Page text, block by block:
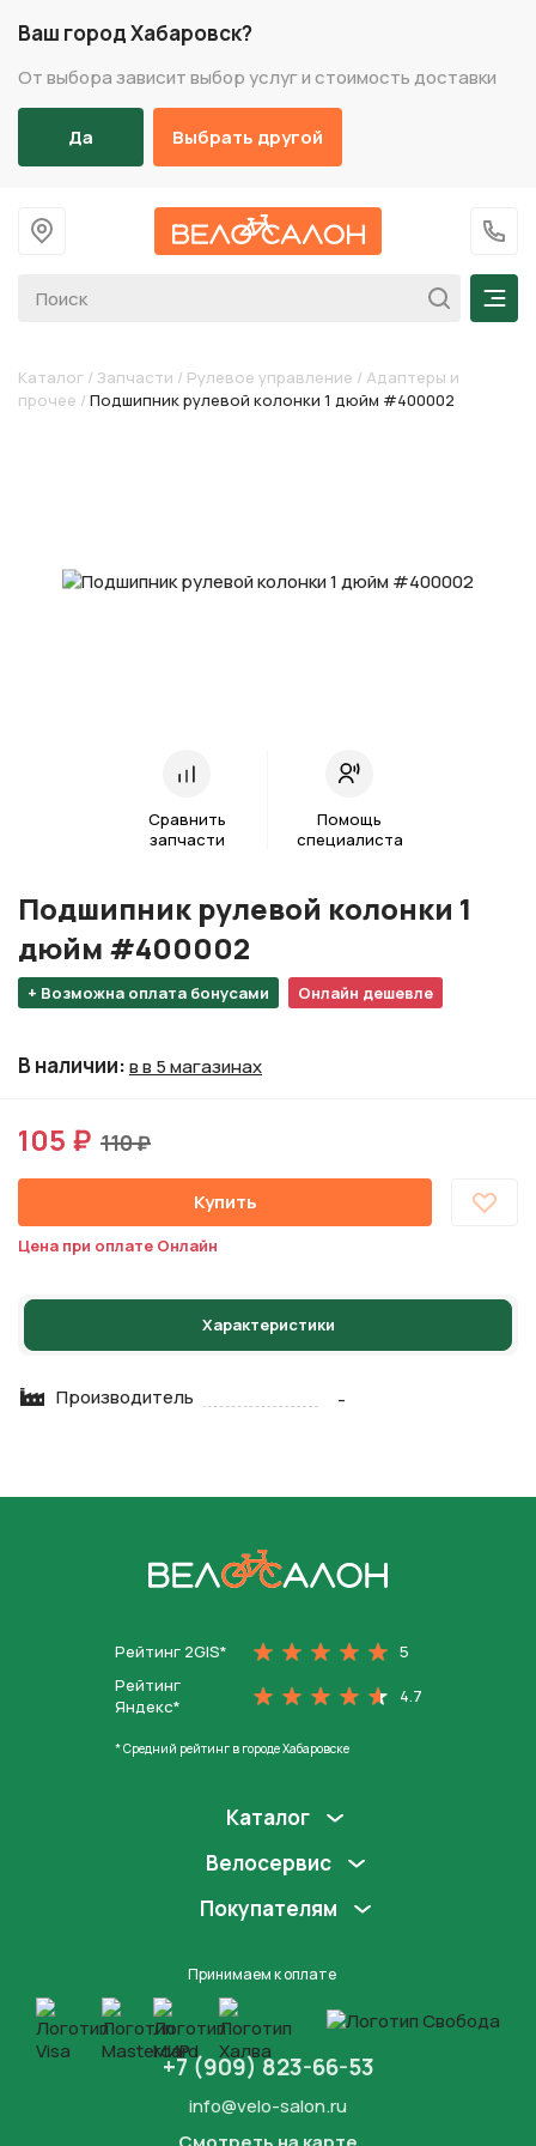
Ваш город Хабаровск?
От выбора зависит выбор услуг и стоимость доставки
Да Выбрать другой
На главную
+7
Каталог / Запчасти / Рулевое управление / Адаптеры и
прочее / Подшипник рулевой колонки 1 дюйм #400002
Сравнить
запчасти
Помощь
специалиста
+ Возможна оплата бонусами Онлайн дешевле
Подшипник рулевой колонки 1
дюйм #400002
В наличии:в в 5 магазинах
105 ₽ 110 ₽
Купить
Цена при оплате Онлайн
Характеристики
Производитель -
Рейтинг 2GIS*
5
Рейтинг
Яндекс*
4.7
* Средний рейтинг в городе Хабаровске
Каталог
Велосервис
Покупателям
Принимаем к оплате
+7 (909) 823-66-53
info@velo-salon.ru